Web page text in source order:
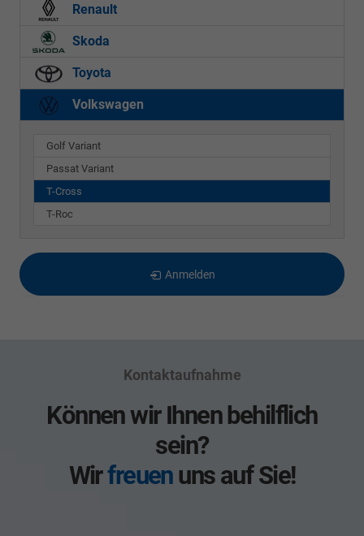
Renault
Skoda
Toyota
Volkswagen
Golf Variant
Passat Variant
T-Cross
T-Roc
Anmelden
Kontaktaufnahme
Können wir Ihnen behilflich
sein?
Wirfreuenuns auf Sie!